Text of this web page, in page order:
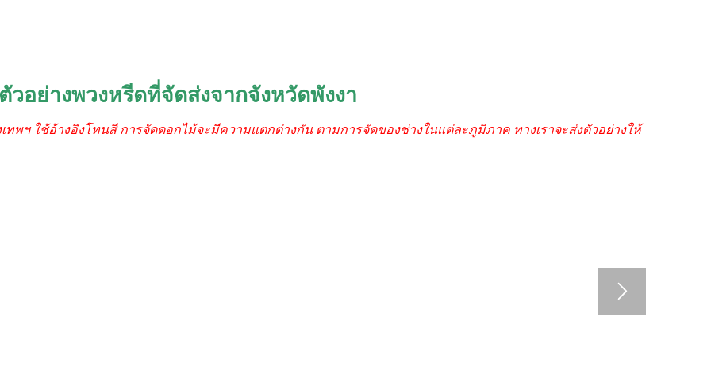
วอย่างพวงหรีดที่จัดส่งจากจังหวัดพังงา
ทพฯ ใช้อ้างอิงโทนสี การจัดดอกไม้จะมีความแตกต่างกัน ตามการจัดของช่างในแต่ละภูมิภาค ทางเราจะส่งตัวอย่างให้